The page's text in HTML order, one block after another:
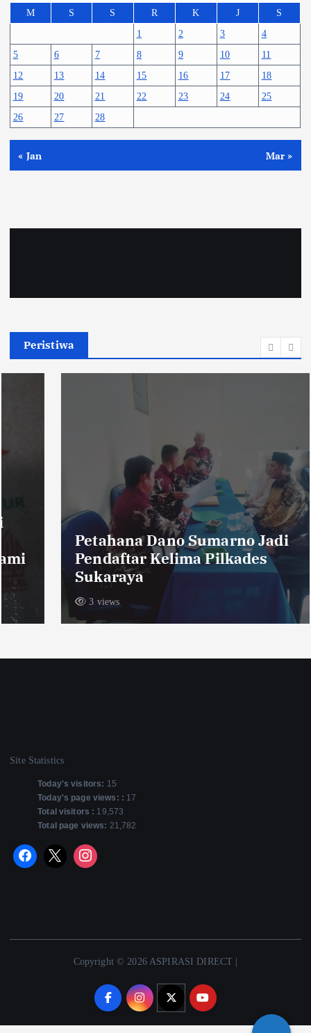
M
S S R K J
S
1
2 3
4
5
6 7 8 9 10
11
12
13 14 15 16 17
18
19
20 21 22 23 24
25
26
27 28
« Jan Mar »
Peristiwa
Petahana Dano Sumarno Jadi
Pendaftar Kelima Pilkades
Sukaraya
Site Statistics
Today's visitors: 15
Today's page views: : 17
Total visitors : 19,573
Total page views: 21,782
Copyright © 2026 ASPIRASI DIRECT |